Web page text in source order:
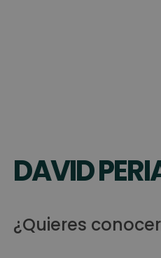
DAVID
¿Quieres